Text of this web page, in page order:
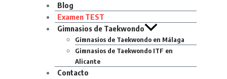
Blog
Examen TEST
Gimnasios de Taekwondo
Gimnasios de Taekwondo en Málaga
Gimnasios de Taekwondo ITF en
Alicante
Contacto